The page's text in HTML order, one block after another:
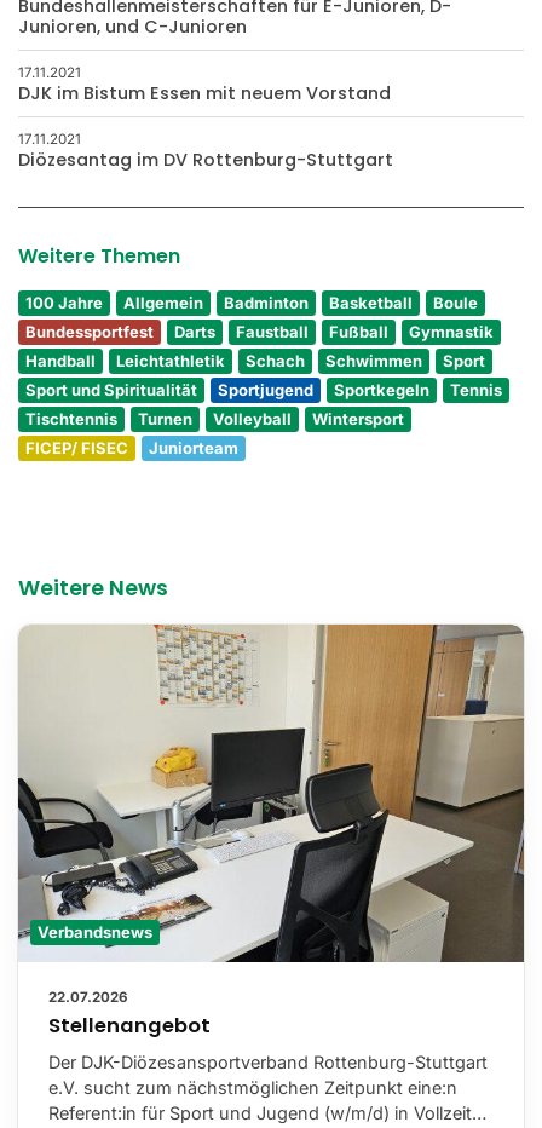
Bundeshallenmeisterschaften für E-Junioren, D-
Junioren, und C-Junioren
17.11.2021
DJK im Bistum Essen mit neuem Vorstand
17.11.2021
Diözesantag im DV Rottenburg-Stuttgart
Weitere Themen
100 Jahre Allgemein Badminton Basketball
Boule
Bundessportfest
Darts Faustball Fußball
Gymnastik
Handball
Leichtathletik Schach Schwimmen
Sport
Sport und Spiritualität
Sportjugend Sportkegeln
Tennis
Tischtennis
Turnen Volleyball
Wintersport
FICEP/ FISEC
Juniorteam
Weitere News
Verbandsnews
22.07.2026
Stellenangebot
Der DJK-Diözesansportverband Rottenburg-Stuttgart
e.V. sucht zum nächstmöglichen Zeitpunkt eine:n
Referent:in für Sport und Jugend (w/m/d) in Vollzeit…